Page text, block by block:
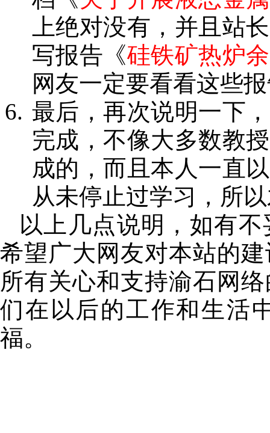
上绝对没有，并且站
写报告《硅铁矿热炉
网友一定要看看这些
最后，再次说明一下
完成，不像大多数教
成的，而且本人一直
从未停止过学习，所
以上几点说明，如有
希望广大网友对本站的
所有关心和支持渝石网
们在以后的工作和生活
福。